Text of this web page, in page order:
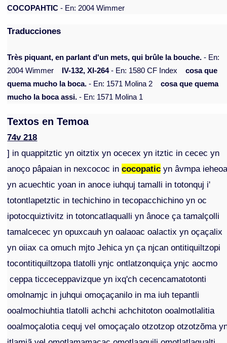
COCOPAHTIC - En: 2004 Wimmer
Traducciones
Très piquant, en parlant d'un mets, qui brûle la bouche. - En:
2004 Wimmer
IV-132, XI-264- En: 1580 CF Index
cosa que
quema mucho la boca. - En: 1571 Molina 2
cosa que quema
mucho la boca assi. - En: 1571 Molina 1
Textos en Temoa
74v 218
] in quappitztic yn oitztix yn ocecex yn itztic in cecec yn
anoço pâpaian in nexcococ incocopatic yn âvmpa
yn acuechtic yoan in anoce iuhquj tamalli in totonquj i'
totontlapetztic in techichino in tecopacchichino yn oc
ipotocquiztivitz in totoncatlaqualli yn ânoce ça tamalçolli
tamalcecec yn opuxcauh yn oalaoac oalactix yn oçaçalix
yn oiiax ca omuch mjto Jehica yn ça njcan ontitiquiltzopi
tocontitiquiltzopa tlatolli ynjc ontlatzonquiça ynjc aocmo
ceppa ticceceppavizque yn ixq'ch cecencamatotonti
omolnamjc in juhqui omoçaçanilo in ma iuh tepantli
ooalmochiuhtia tlatolli achchi achchitoton ooalmotlalitia
ooalmoçalotia cequj vel omoçaçalo otzotzop otzotzõma